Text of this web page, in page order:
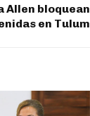
Allen bloquean
en Tulum